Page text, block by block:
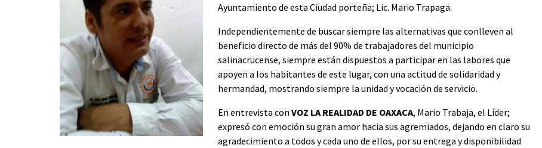
Ayuntamiento de esta Ciudad porteña; Lic. Mario Trapaga.
Independientemente de buscar siempre las alternativas que conlleven al
beneficio directo de más del 90% de trabajadores del municipio
salinacrucense, siempre están dispuestos a participar en las labores que
apoyen a los habitantes de este lugar, con una actitud de solidaridad y
hermandad, mostrando siempre la unidad y vocación de servicio.
En entrevista con VOZ LA REALIDAD DE OAXACA, Mario Trabaja, el Líder;
expresó con emoción su gran amor hacia sus agremiados, dejando en claro su
agradecimiento a todos y cada uno de ellos, por su entrega y disponibilidad